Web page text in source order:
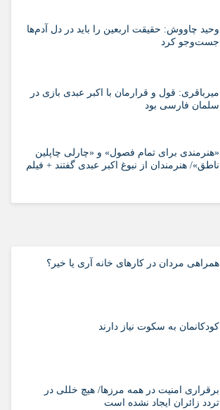
وحید چاووش: حقیقت اربعین را باید در دل آدم‌ها
جست‌وجو کرد
میرباقری: قول و قرارمان با اکبر عبدی بازی در
سلمان فارسی بود
«هنرمندی برای تمام فصول» و «چارلی چاپلین
ناطق»/ هنرمندان از نبوغ اکبر عبدی گفتند + فیلم
همراهی مردان در کارهای خانه آری یا خیر؟
کودکانمان به سکوت نیاز دارند
برقراری امنیت در همه مرزها/ هیچ‌ خللی در
تردد زائران ایجاد نشده است